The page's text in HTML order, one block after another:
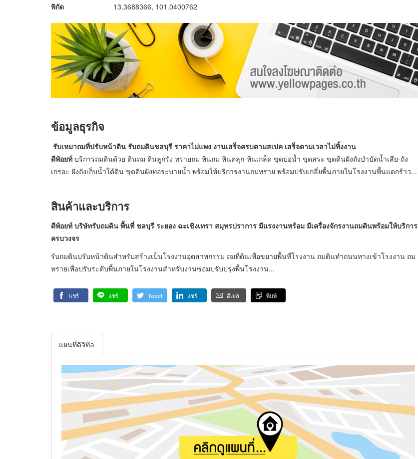
พิกัด 13.3688366, 101.0400762
ข้อมูลธุรกิจ
รับเหมาถมที่ปรับหน้าดิน รับถมดินชลบุรี ราคาไม่แพง งานเสร็จครบตามสเปค เสร็จตามเวลาไม่ทิ้งงาน
ดีพ้อยท์ บริการถมดินด้วย ดินถม ดินลูกรัง ทรายถม หินถม หินคลุก-หินเกล็ด ขุดบ่อน้ำ ขุดสระ ขุดดินฝังถังบำบัดน้ำเสีย-ถัง
เกรอะ ฝังถังเก็บน้ำใต้ดิน ขุดดินฝังท่อระบายน้ำ พร้อมให้บริการงานถมทราย พร้อมปรับเกลี่ยพื้นภายในโรงงานพื้นแตกร้าว...
สินค้าและบริการ
ดีพ้อยท์ บริษัทรับถมดิน พื้นที่ ชลบุรี ระยอง ฉะเชิงเทรา สมุทรปราการ มีแรงงานพร้อม มีเครื่องจักรงานถมดินพร้อมให้บริการ
ครบวงจร
รับถมดินปรับหน้าดินสำหรับสร้างเป็นโรงงานอุตสาหกรรม ถมที่ดินเพื่อขยายพื้นที่โรงงาน ถมดินทำถนนทางเข้าโรงงาน ถม
ทรายเพื่อปรับระดับพื้นภายในโรงงานสำหรับงานซ่อมปรับปรุงพื้นโรงงาน...
แชร์ แชร์ Tweet แชร์ อีเมล พิมพ์
แผนที่ดิจิทัล